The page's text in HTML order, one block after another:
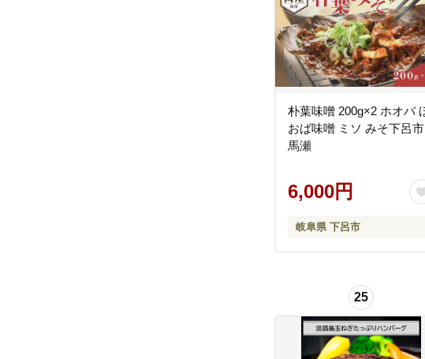
朴葉味噌 200g×2 ホオバ ほ
おば味噌 ミソ みそ下呂市
馬瀬
6,000円
岐阜県 下呂市
25